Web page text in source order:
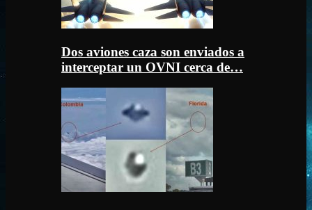
Dos aviones caza son enviados a
interceptar un OVNI cerca de…